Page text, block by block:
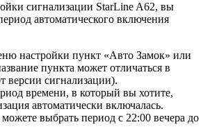
сигнализации StarLine A62, вы
автоматического включения
настройки пункт «Авто Замок» или
пункта может отличаться в
версии сигнализации).
времени, в который вы хотите,
автоматически включалась.
выбрать период с 22:00 вечера до